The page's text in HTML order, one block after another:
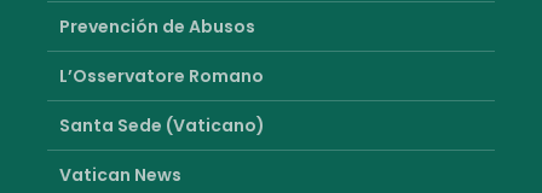
Prevención de Abusos
L’Osservatore Romano
Santa Sede (Vaticano)
Vatican News